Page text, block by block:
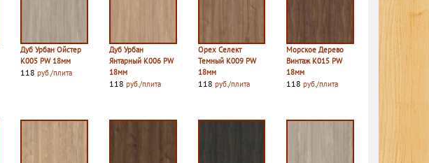
Дуб Урбан Ойстер
K005 PW 18мм
118руб./плита
Дуб Урбан
Янтарный K006 PW
18мм
118 руб./плита
Орех Селект
Темный K009 PW
18мм
118 руб./плита
Морское Дерево
Винтаж K015 PW
18мм
118руб./плита